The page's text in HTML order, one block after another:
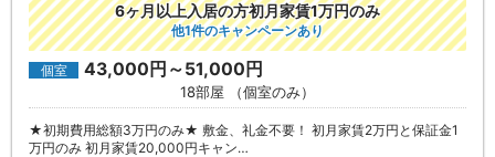
6ヶ月以上入居の方初月家賃1万円のみ
他1件のキャンペーンあり
個室 43,000円～51,000円
18部屋 （個室のみ）
★初期費用総額3万円のみ★ 敷金、礼金不要！ 初月家賃2万円と保証金1
万円のみ 初月家賃20,000円キャン…